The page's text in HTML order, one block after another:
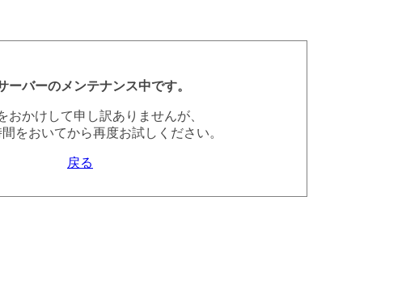
ーバーのメンテナンス中です。
おかけして申し訳ありませんが、
をおいてから再度お試しください。
戻る